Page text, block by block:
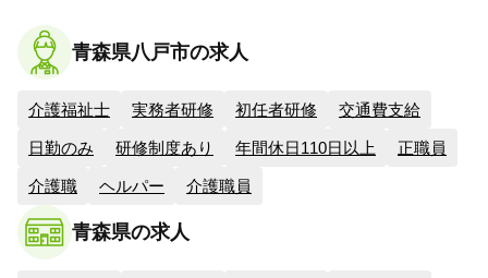
青森県八戸市の求人
介護福祉士 実務者研修 初任者研修 交通費支給
日勤のみ 研修制度あり 年間休日110日以上 正職員
介護職 ヘルパー 介護職員
青森県の求人